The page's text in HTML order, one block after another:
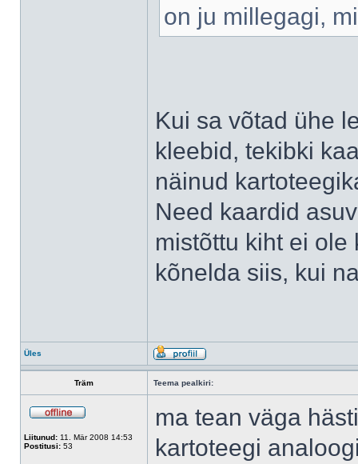
on ju millegagi,
Kui sa võtad ühe
kleebid, tekibki
näinud
Need kaardid
mistõttu kiht ei
kõnelda siis, kui
Üles
Träm Teema pealkiri:
Liitunud: 11. Mär 2008 14:53
Postitusi: 53
ma tean väga
kartoteegi